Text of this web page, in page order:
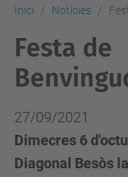
Inici Notícies
Festa de
27/09/2021
Dimecres 6
Diagonal Besòs